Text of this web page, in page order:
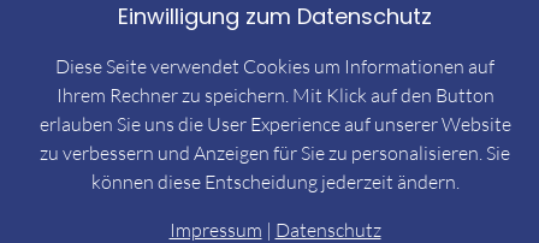
Einwilligung zum Datenschutz
Diese Seite verwendet Cookies um Informationen auf
Ihrem Rechner zu speichern. Mit Klick auf den Button
erlauben Sie uns die User Experience auf unserer Website
zu verbessern und Anzeigen für Sie zu personalisieren. Sie
können diese Entscheidung jederzeit ändern.
Impressum | Datenschutz